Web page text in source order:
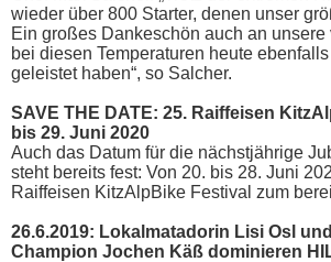
wieder über 800 Starter, denen unser
Ein großes Dankeschön auch an
bei diesen Temperaturen heute
geleistet haben“, so Salcher.
SAVE THE DATE: 25. Raiffeisen
bis 29. Juni 2020
Auch das Datum für die nächstjährige
steht bereits fest: Von 20. bis 28. Juni
Raiffeisen KitzAlpBike Festival zum
26.6.2019: Lokalmatadorin Lisi Osl
Champion Jochen Käß dominieren